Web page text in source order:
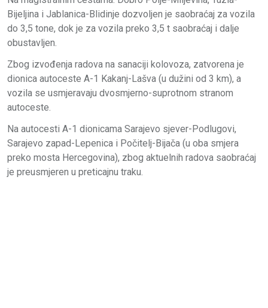
Bijeljina i Jablanica-Blidinje dozvoljen je saobraćaj za vozila
do 3,5 tone, dok je za vozila preko 3,5 t saobraćaj i dalje
obustavljen.
Zbog izvođenja radova na sanaciji kolovoza, zatvorena je
dionica autoceste A-1 Kakanj-Lašva (u dužini od 3 km), a
vozila se usmjeravaju dvosmjerno-suprotnom stranom
autoceste.
Na autocesti A-1 dionicama Sarajevo sjever-Podlugovi,
Sarajevo zapad-Lepenica i Počitelj-Bijača (u oba smjera
preko mosta Hercegovina), zbog aktuelnih radova saobraćaj
je preusmjeren u preticajnu traku.